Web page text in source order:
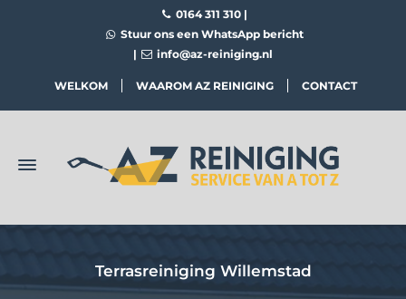
0164 311 310 |
Stuur ons een WhatsApp bericht
|
info@az-reiniging.nl
WELKOM WAAROM AZ REINIGING CONTACT
Terrasreiniging Willemstad